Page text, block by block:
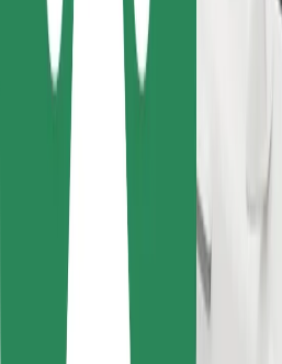
Za restavracije
Bolt za podjetja
Drugo
Pogoji poslovanja
Piškotki
Do vožnje v nekaj minutah!
Prenesi aplikacijo Bolt